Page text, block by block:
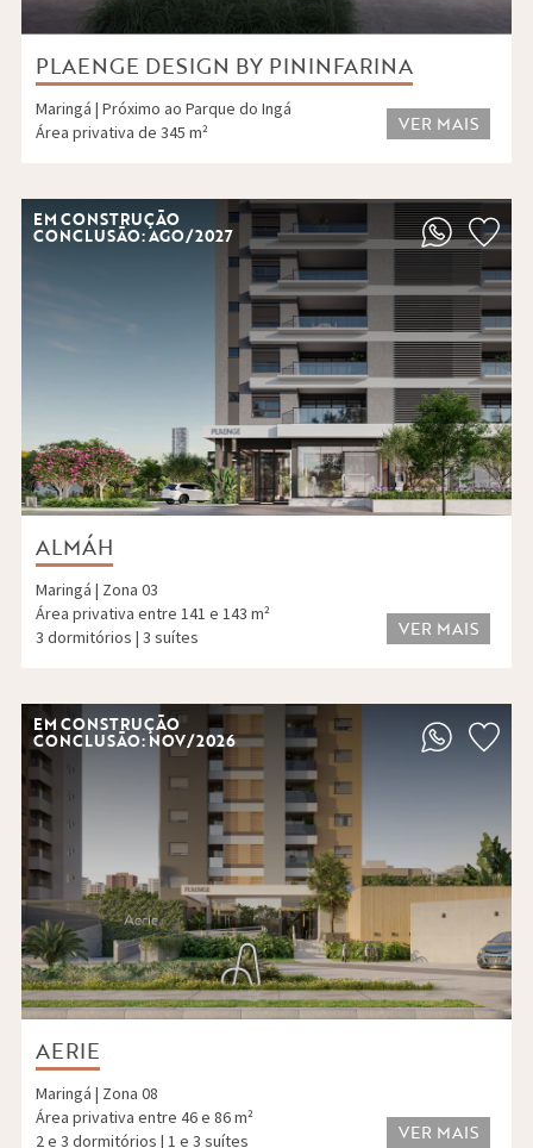
PLAENGE DESIGN BY PININFARINA
Maringá | Próximo ao Parque do Ingá
Área privativa de 345 m²
VER MAIS
EM CONSTRUÇÃO
CONCLUSÃO: AGO/2027
ALMÁH
Maringá | Zona 03
Área privativa entre 141 e 143 m²
3 dormitórios | 3 suítes
VER MAIS
EM CONSTRUÇÃO
CONCLUSÃO: NOV/2026
AERIE
Maringá | Zona 08
Área privativa entre 46 e 86 m²
2 e 3 dormitórios | 1 e 3 suítes
VER MAIS